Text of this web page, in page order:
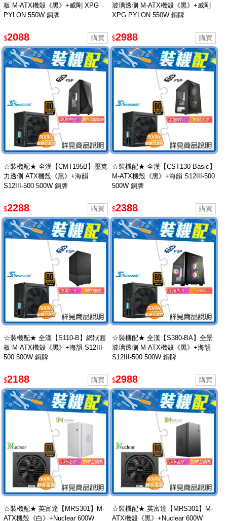
板 M-ATX機殼《黑》+威剛 XPG
PYLON 550W 銅牌
$2088
玻璃透側 M-ATX機殼《黑》+威剛
XPG PYLON 550W 銅牌
$2988
☆裝機配★ 全漢【CMT195B】壓克
力透側 ATX機殼《黑》+海韻
S12III-500 500W 銅牌
$2288
☆裝機配★ 全漢【CST130 Basic】
M-ATX機殼《黑》+海韻 S12III-500
500W 銅牌
$2388
☆裝機配★ 全漢【S110-B】網狀面
板 M-ATX機殼《黑》+海韻 S12III-
500 500W 銅牌
$2188
☆裝機配★ 全漢【S380-BA】全景
玻璃透側 M-ATX機殼《黑》+海韻
S12III-500 500W 銅牌
$2988
☆裝機配★ 英富達【MRS301】M-
ATX機殼《白》+Nuclear 600W
☆裝機配★ 英富達【MRS301】M-
ATX機殼《黑》+Nuclear 600W